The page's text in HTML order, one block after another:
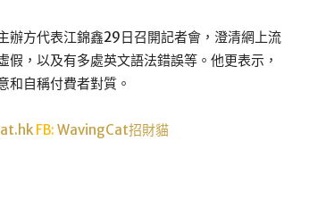
辦方代表江錦鑫29日召開記者會，澄清網上流
，以及有多處英文語法錯誤等。他更表示，
和自稱付費者對質。
FB: WavingCat招財貓